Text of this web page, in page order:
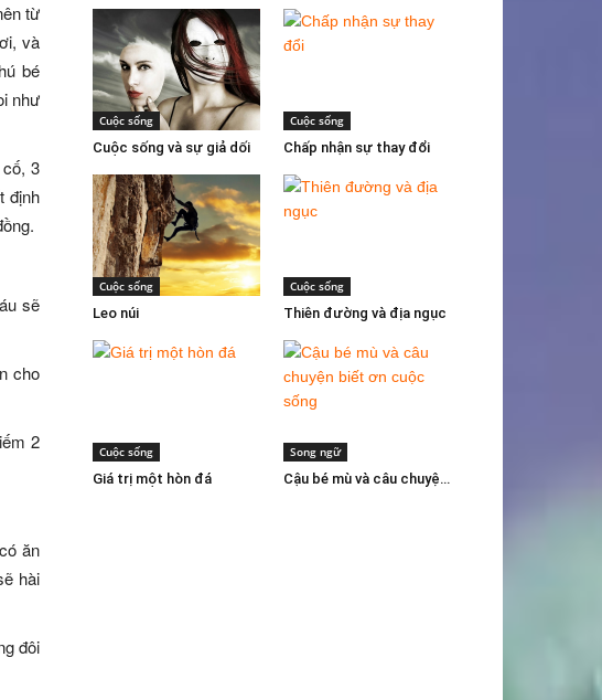
từ
và
bé
như
3
định
sẽ
cho
2
ăn
hài
đôi
Cuộc sống
Cuộc sống và sự giả dối
Cuộc sống
Chấp nhận sự thay đổi
Cuộc sống
Leo núi
Cuộc sống
Thiên đường và địa ngục
Cuộc sống
Giá trị một hòn đá
Song ngữ
Cậu bé mù và câu chuyện biết ơn cuộc sống